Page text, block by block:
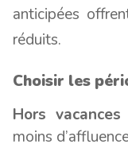
anticipées
réduits.
Choisir les
Hors
moins